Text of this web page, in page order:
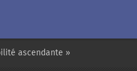
ascendante »